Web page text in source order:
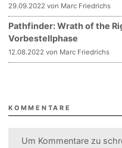
29.09.2022 von Marc Friedrichs
Pathfinder: Wrath of the
Vorbestellphase
12.08.2022 von Marc Friedrichs
KOMMENTARE
Um Kommentare zu